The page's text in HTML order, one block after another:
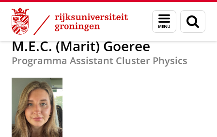
Skip
Content
Skip
Navigation
Menu
en
zoeken
Over ons M.E.C. (Marit) Goeree
M.E.C. (Marit) Goeree
Programma Assistant Cluster Physics